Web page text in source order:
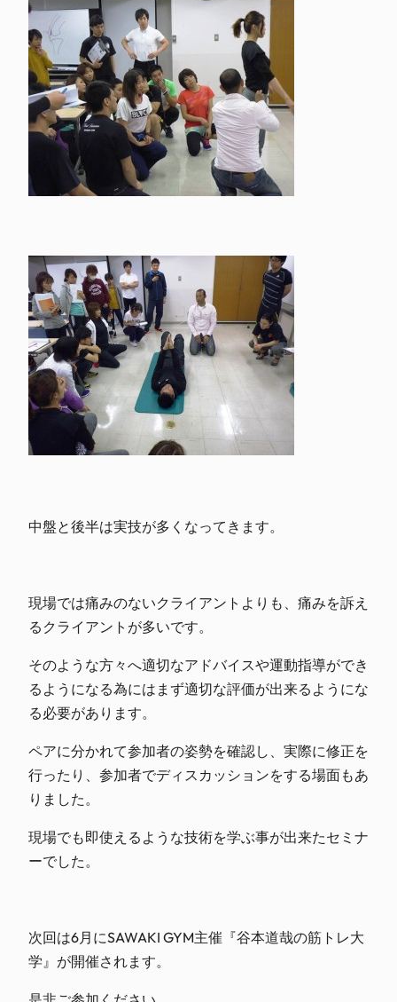
中盤と後半は実技が多くなってきます。
現場では痛みのないクライアントよりも、痛みを訴え
るクライアントが多いです。
そのような方々へ適切なアドバイスや運動指導ができ
るようになる為にはまず適切な評価が出来るようにな
る必要があります。
ペアに分かれて参加者の姿勢を確認し、実際に修正を
行ったり、参加者でディスカッションをする場面もあ
りました。
現場でも即使えるような技術を学ぶ事が出来たセミナ
ーでした。
次回は6月にSAWAKI GYM主催『谷本道哉の筋トレ大
学』が開催されます。